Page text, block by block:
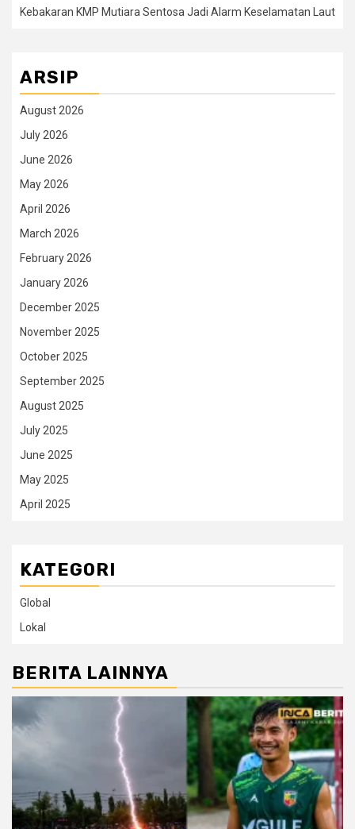
Kebakaran KMP Mutiara Sentosa Jadi Alarm Keselamatan Laut
ARSIP
August 2026
July 2026
June 2026
May 2026
April 2026
March 2026
February 2026
January 2026
December 2025
November 2025
October 2025
September 2025
August 2025
July 2025
June 2025
May 2025
April 2025
KATEGORI
Global
Lokal
BERITA LAINNYA